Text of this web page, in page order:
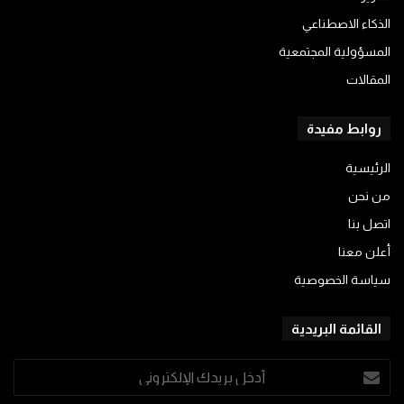
الذكاء الاصطناعي
المسؤولية المجتمعية
المقالات
روابط مفيدة
الرئيسية
من نحن
اتصل بنا
أعلن معنا
سياسة الخصوصية
القائمة البريدية
أدخل
بريدك